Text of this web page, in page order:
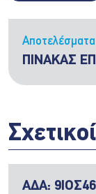
Αποτελέσματα
ΠΙΝΑΚΑΣ
ΑΔΑ: